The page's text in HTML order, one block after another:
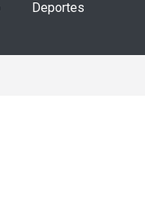
Deportes